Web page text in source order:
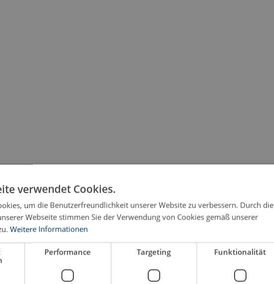
verwendet Cookies.
um die Benutzerfreundlichkeit unserer Website zu verbessern. Durch die
Webseite stimmen Sie der Verwendung von Cookies gemäß unserer
Weitere Informationen
Performance Targeting Funktionalität